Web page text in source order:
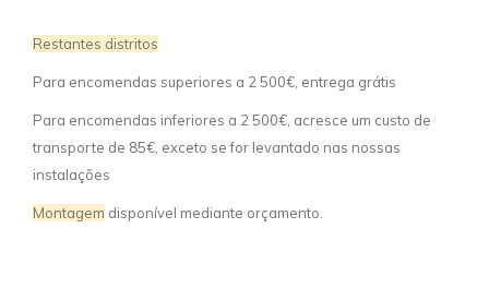
Restantes distritos
Para encomendas superiores a 2 500€, entrega grátis
Para encomendas inferiores a 2 500€, acresce um custo de
transporte de 85€, exceto se for levantado nas nossas
instalações
Montagem disponível mediante orçamento.